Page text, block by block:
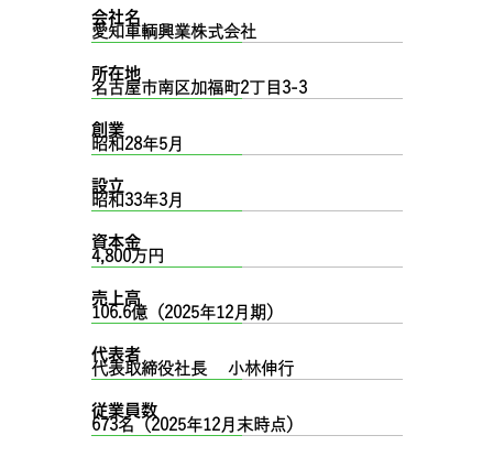
会社名
愛知車輌興業株式会社
所在地
名古屋市南区加福町2丁目3-3
創業
昭和28年5月
設立
昭和33年3月
資本金
4,800万円
売上高
106.6億（2025年12月期）
代表者
代表取締役社長 小林伸行
従業員数
673名（2025年12月末時点）